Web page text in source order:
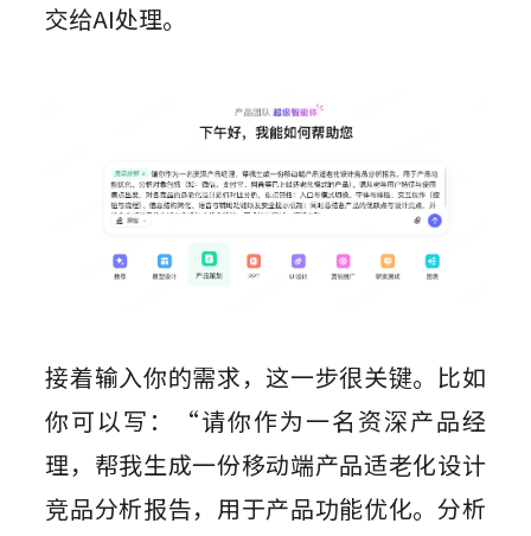
交给AI处理。
接着输入你的需求，这一步很关键。比如
你可以写：“请你作为一名资深产品经
理，帮我生成一份移动端产品适老化设计
竞品分析报告，用于产品功能优化。分析